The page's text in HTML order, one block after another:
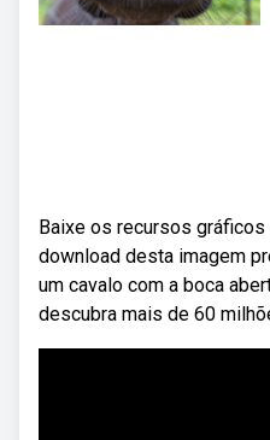
Baixe os recursos
download desta imagem
um cavalo com a boca
descubra mais de 60